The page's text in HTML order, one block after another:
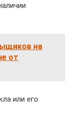
на
от
или его